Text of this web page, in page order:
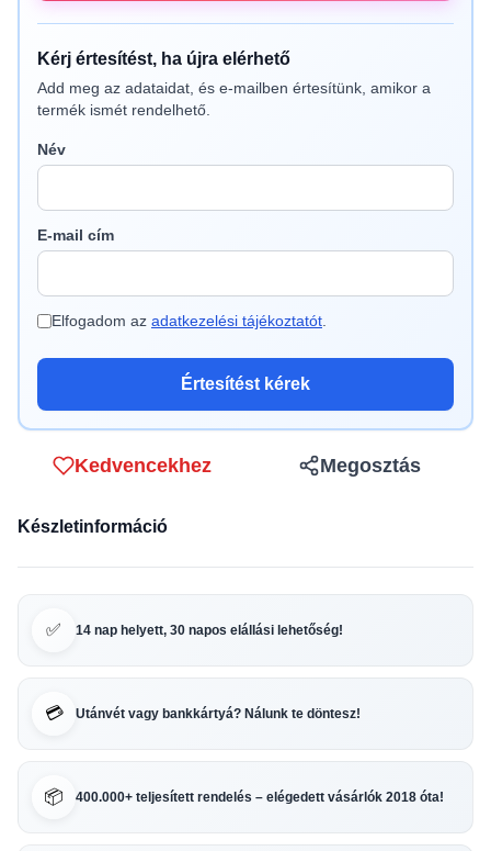
Kérj értesítést, ha újra elérhető
Add meg az adataidat, és e-mailben értesítünk, amikor a
termék ismét rendelhető.
Név
E-mail cím
Elfogadom az adatkezelési tájékoztatót
Értesítést kérek
Kedvencekhez Megosztás
Készletinformáció
✅ 14 nap helyett, 30 napos elállási lehetőség!
💳 Utánvét vagy bankkártyá? Nálunk te döntesz!
📦 400.000+ teljesített rendelés – elégedett vásárlók 2018 óta!